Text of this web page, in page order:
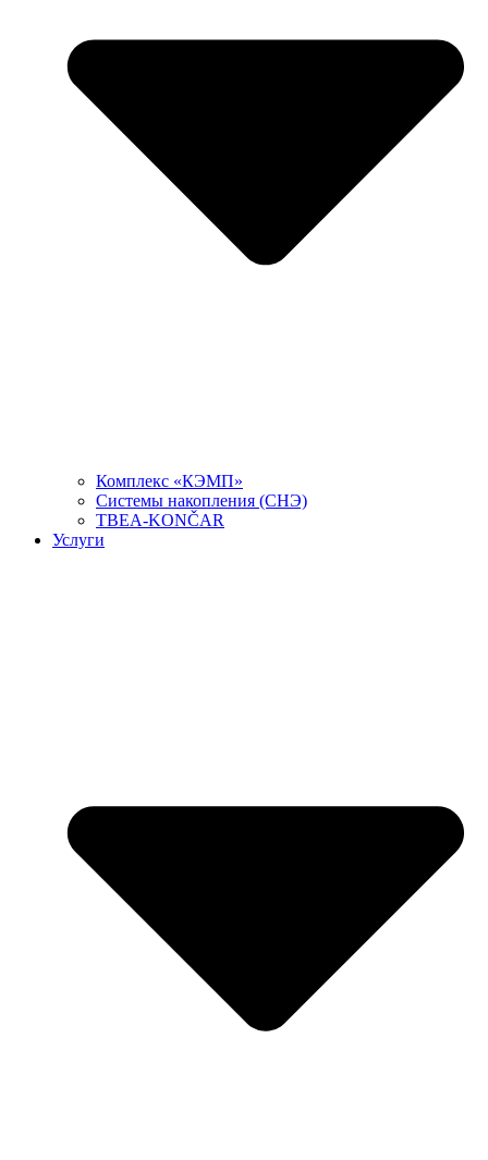
Комплекс «КЭМП»
Системы накопления (СНЭ)
TBEA-KONČAR
Услуги